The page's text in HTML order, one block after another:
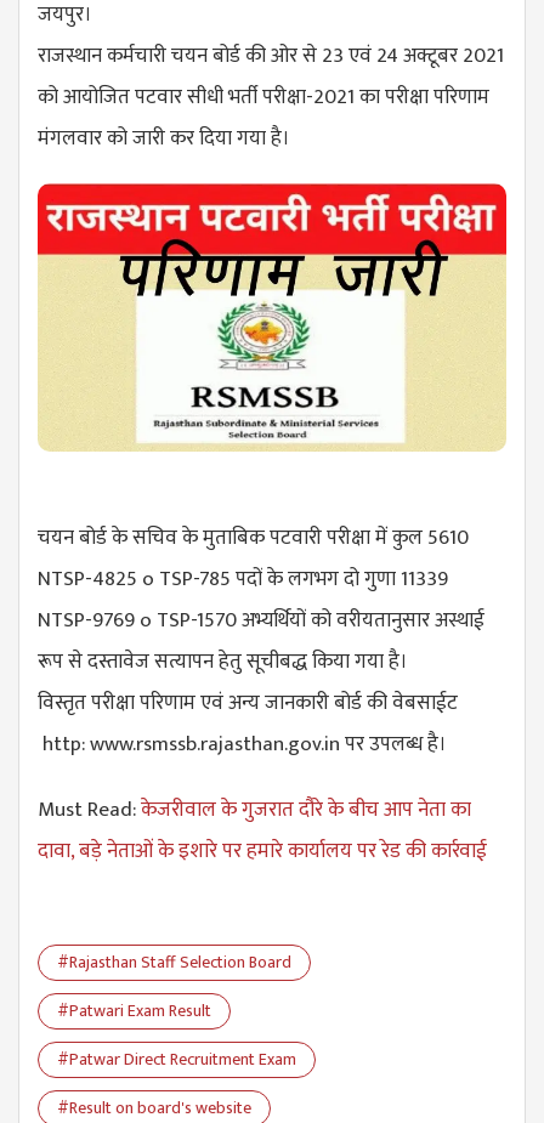
जयपुर।
राजस्थान कर्मचारी चयन बोर्ड की ओर से 23 एवं 24 अक्टूबर 2021
को आयोजित पटवार सीधी भर्ती परीक्षा-2021 का परीक्षा परिणाम
मंगलवार को जारी कर दिया गया है।
चयन बोर्ड के सचिव के मुताबिक पटवारी परीक्षा में कुल 5610
NTSP-4825 o TSP-785 पदों के लगभग दो गुणा 11339
NTSP-9769 o TSP-1570 अभ्यर्थियों को वरीयतानुसार अस्थाई
रूप से दस्तावेज सत्यापन हेतु सूचीबद्ध किया गया है।
विस्तृत परीक्षा परिणाम एवं अन्य जानकारी बोर्ड की वेबसाईट
http: www.rsmssb.rajasthan.gov.in पर उपलब्ध है।
Must Read:केजरीवाल के गुजरात दौरे के बीच आप नेता का
दावा, बड़े नेताओं के इशारे पर हमारे कार्यालय पर रेड की कार्रवाई
#Rajasthan Staff Selection Board
#Patwari Exam Result
#Patwar Direct Recruitment Exam
#Result on board's website